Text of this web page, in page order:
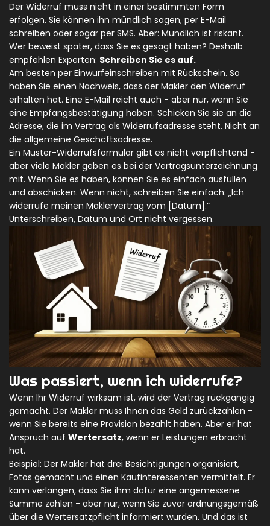
Der Widerruf muss nicht in einer bestimmten Form
erfolgen. Sie können ihn mündlich sagen, per E-Mail
schreiben oder sogar per SMS. Aber: Mündlich ist riskant.
Wer beweist später, dass Sie es gesagt haben? Deshalb
empfehlen Experten: Schreiben Sie es auf.
Am besten per Einwurfeinschreiben mit Rückschein. So
haben Sie einen Nachweis, dass der Makler den Widerruf
erhalten hat. Eine E-Mail reicht auch - aber nur, wenn Sie
eine Empfangsbestätigung haben. Schicken Sie sie an die
Adresse, die im Vertrag als Widerrufsadresse steht. Nicht an
die allgemeine Geschäftsadresse.
Ein Muster-Widerrufsformular gibt es nicht verpflichtend -
aber viele Makler geben es bei der Vertragsunterzeichnung
mit. Wenn Sie es haben, können Sie es einfach ausfüllen
und abschicken. Wenn nicht, schreiben Sie einfach: „Ich
widerrufe meinen Maklervertrag vom [Datum].“
Unterschreiben, Datum und Ort nicht vergessen.
Was passiert, wenn ich widerrufe?
Wenn Ihr Widerruf wirksam ist, wird der Vertrag rückgängig
gemacht. Der Makler muss Ihnen das Geld zurückzahlen -
wenn Sie bereits eine Provision bezahlt haben. Aber er hat
Anspruch auf Wertersatz, wenn er Leistungen erbracht
hat.
Beispiel: Der Makler hat drei Besichtigungen organisiert,
Fotos gemacht und einen Kaufinteressenten vermittelt. Er
kann verlangen, dass Sie ihm dafür eine angemessene
Summe zahlen - aber nur, wenn Sie zuvor ordnungsgemäß
über die Wertersatzpflicht informiert wurden. Und das ist